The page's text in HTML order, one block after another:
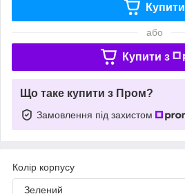
Купити
або
Купити з
Що таке купити з Пром?
Замовлення під захистом
Колір корпусу
Зелений